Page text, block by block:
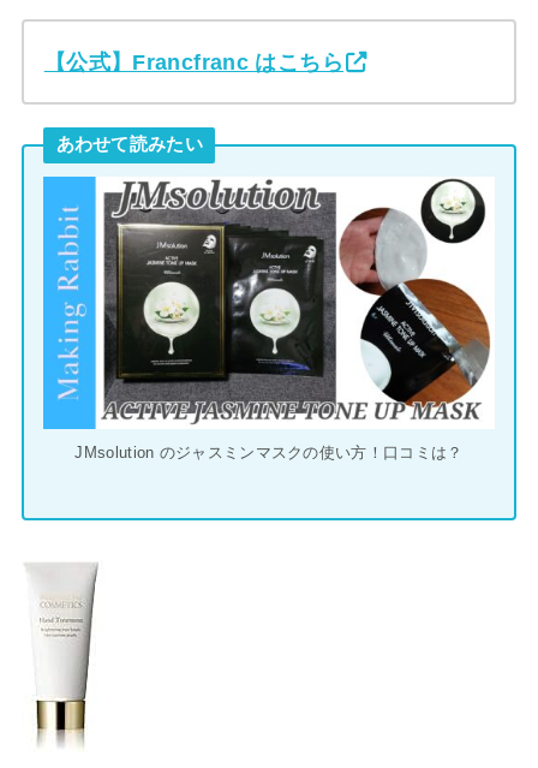
【公式】Francfranc はこちら
あわせて読みたい
JMsolution のジャスミンマスクの使い方！口コミは？